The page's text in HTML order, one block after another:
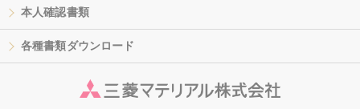
本人確認書類
各種書類ダウンロード